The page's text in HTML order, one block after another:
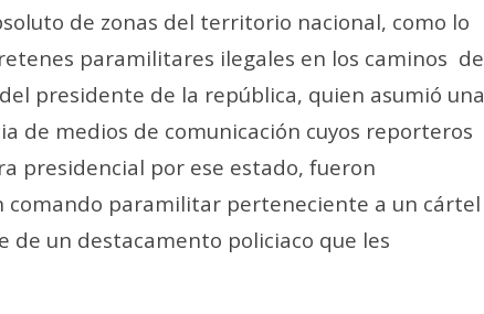
de zonas del territorio nacional, como lo
paramilitares ilegales en los caminos de
presidente de la república, quien asumió una
de medios de comunicación cuyos reporteros
presidencial por ese estado, fueron
comando paramilitar perteneciente a un cártel
un destacamento policiaco que les